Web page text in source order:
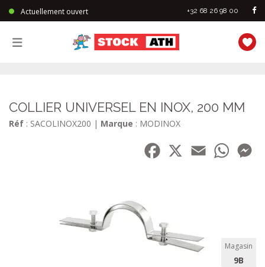
Actuellement ouvert +32 68 26 98 00
COLLIER UNIVERSEL EN INOX, 200 MM
Réf : SACOLINOX200 | Marque : MODINOX
Facebook
Email
Magasin
9B